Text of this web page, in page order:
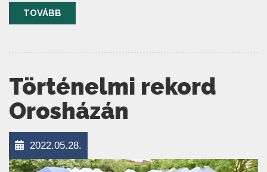
TOVÁBB
Történelmi rekord
Orosházán
2022.05.28.